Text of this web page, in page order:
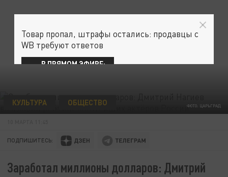
ФОТО: ЦАРЬГРАД
КУЛЬТУРА ОБЩЕСТВО
ПОДПИШИТЕСЬ:
Заработал миллионы долларов: Дмитрий
Товар пропал, штрафы остались: продавцы с
WB требуют ответов
В ПРЯМОМ ЭФИРЕ: